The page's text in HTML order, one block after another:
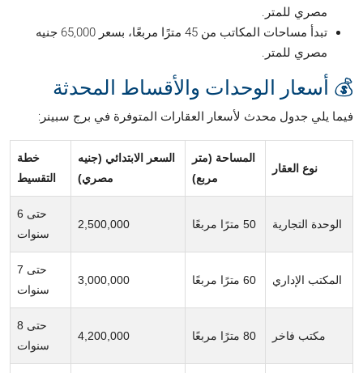
مصري للمتر.
تبدأ مساحات المكاتب من 45 مترًا مربعًا، بسعر 65,000 جنيه
مصري للمتر.
💰 أسعار الوحدات والأقساط المحدثة
فيما يلي جدول محدث لأسعار العقارات المتوفرة في برج سبينر:
نوع العقار
المساحة (متر
مربع)
السعر الابتدائي (جنيه
مصري)
خطة
التقسيط
الوحدة التجارية 50 مترًا مربعًا 2,500,000
حتى 6
سنوات
المكتب الإداري 60 مترًا مربعًا 3,000,000
حتى 7
سنوات
مكتب فاخر 80 مترًا مربعًا 4,200,000
حتى 8
سنوات